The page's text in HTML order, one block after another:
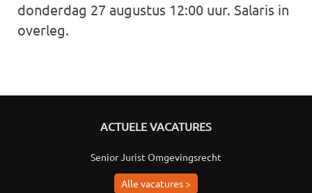
donderdag 27 augustus 12:00 uur. Salaris in
overleg.
ACTUELE VACATURES
Senior Jurist Omgevingsrecht
Alle vacatures >